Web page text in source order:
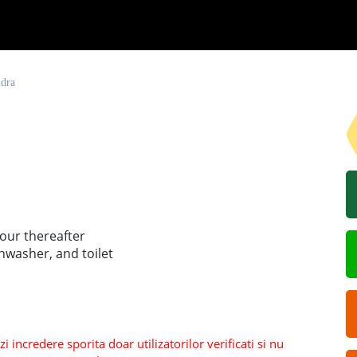
thereafter
and toilet
incredere sporita doar utilizatorilor verificati si nu